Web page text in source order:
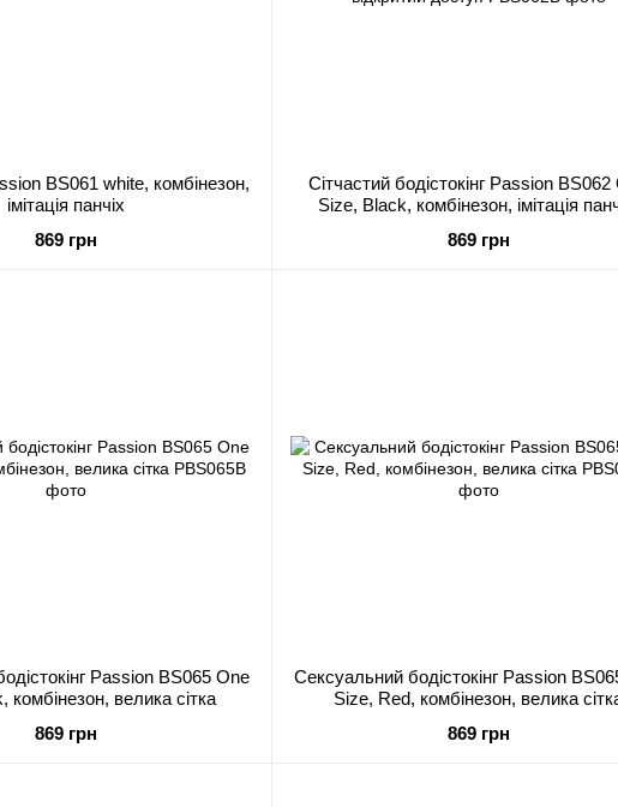
BS061 white, комбінезон,
імітація панчіх
869 грн
Сітчастий бодістокінг Passion BS062
Size, Black, комбінезон, імітація
869 грн
Passion BS065 One
комбінезон, велика сітка
869 грн
Сексуальний бодістокінг Passion
Size, Red, комбінезон, велика
869 грн